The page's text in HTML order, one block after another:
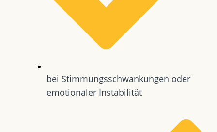
bei Stimmungsschwankungen oder
emotionaler Instabilität